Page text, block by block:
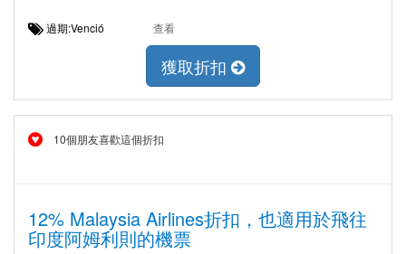
過期:Venció 查看
獲取折扣
10個朋友喜歡這個折扣
12% Malaysia Airlines折扣，也適用於飛往
印度阿姆利則的機票